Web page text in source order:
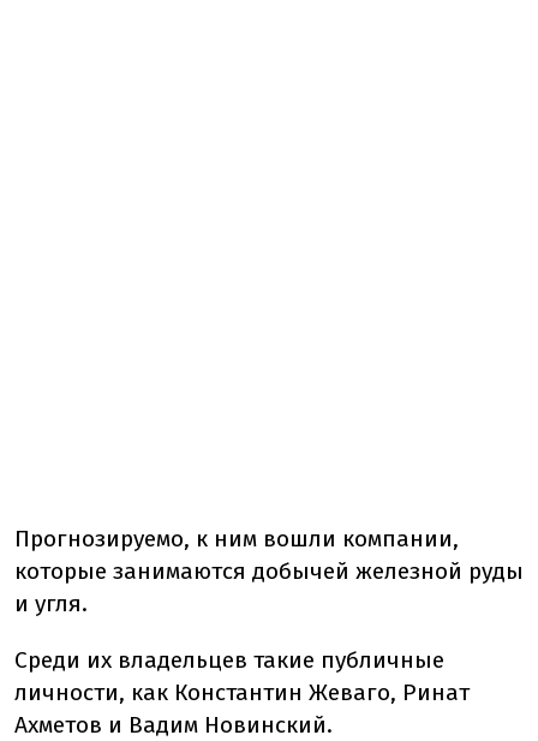
Прогнозируемо, к ним вошли компании,
которые занимаются добычей железной руды
и угля.
Среди их владельцев такие публичные
личности, как Константин Жеваго, Ринат
Ахметов и Вадим Новинский.